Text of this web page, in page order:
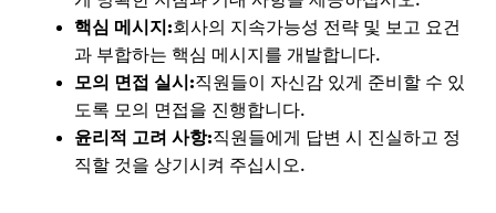
핵심 메시지:회사의 지속가능성 전략 및 보고 요건
과 부합하는 핵심 메시지를 개발합니다.
모의 면접 실시:직원들이 자신감 있게 준비할 수 있
도록 모의 면접을 진행합니다.
윤리적 고려 사항:직원들에게 답변 시 진실하고 정
직할 것을 상기시켜 주십시오.